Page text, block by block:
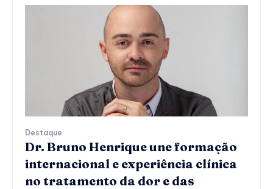
Destaque
Dr. Bruno Henrique une formação
internacional e experiência clínica
no tratamento da dor e das